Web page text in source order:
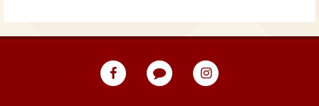
eventpeppers
Blog
eventpeppers